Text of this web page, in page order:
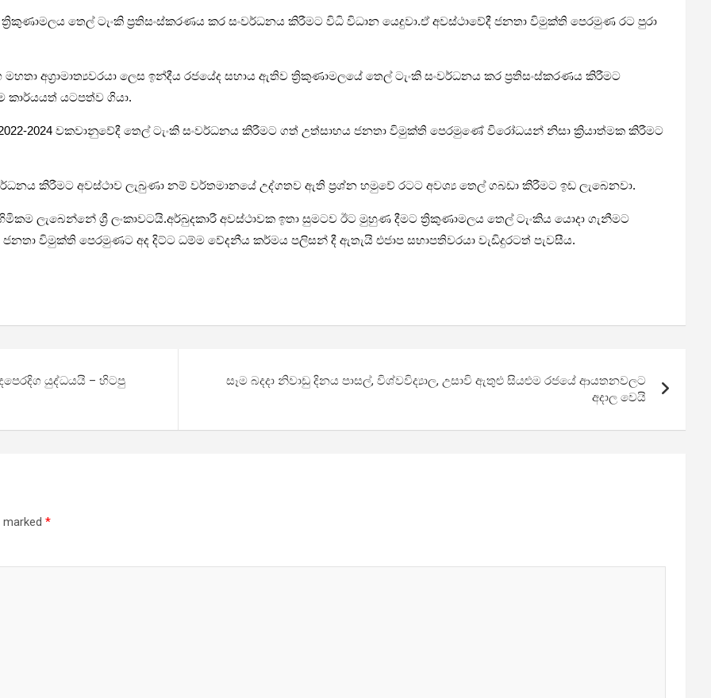
තෙල් ටැංකි ප්‍රතිසංස්කරණය කර සංවර්ධනය කිරීමට විධි විධාන යෙදුවා.ඒ අවස්ථාවේදී ජනතා විමුක්ති පෙරමුණ රට පුරා
අග්‍රාමාත්‍යවරයා ලෙස ඉන්දීය රජයේද සහාය ඇතිව ත්‍රිකුණාමලයේ තෙල් ටැංකි සංවර්ධනය කර ප්‍රතිසංස්කරණය කිරීමට
කාර්යයත් යටපත්ව ගියා.
2024 වකවානුවේදී තෙල් ටැංකි සංවර්ධනය කිරීමට ගත් උත්සාහය ජනතා විමුක්ති පෙරමුණේ විරෝධයන් නිසා ක්‍රියාත්මක කිරීමට
කිරීමට අවස්ථාව ලැබුණා නම් වර්තමානයේ උද්ගතව ඇති ප්‍රශ්න හමුවේ රටට අවශ්‍ය තෙල් ගබඩා කිරීමට ඉඩ ලැබෙනවා.
ලැබෙන්නේ ශ්‍රී ලංකාවටයි.අර්බුදකාරී අවස්ථාවක ඉතා සුමටව ඊට මුහුණ දීමට ත්‍රිකුණාමලය තෙල් ටැංකිය යොදා ගැනීමට
විමුක්ති පෙරමුණට අද දිට්ට ධම්ම වේදනීය කර්මය පලිසන් දී ඇතැයි එජාප සභාපතිවරයා වැඩිදුරටත් පැවසීය.
යුද්ධයයි – හිටපු
සෑම බදදා නිවාඩු දින​ය පාසල්, විශ්වවිද්‍යාල, උසාවි ඇතුළු සියළුම රජයේ ආයතනවලට
අදාල වෙයි
marked *